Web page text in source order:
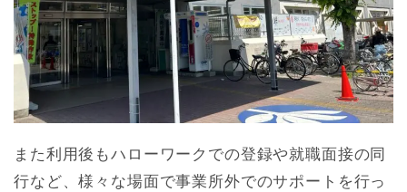
また利用後もハローワークでの登録や就職面接の同
行など、様々な場面で事業所外でのサポートを行っ